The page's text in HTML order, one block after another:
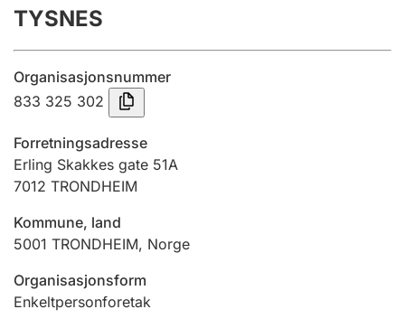
Årsregnskap
Innsending og forsinkelsesgebyr
Jeger
Ektepaktveileder
TYSNES
Organisasjonsnummer
833 325 302
Forretningsadresse
Erling Skakkes gate 51A
7012 TRONDHEIM
Kommune, land
5001 TRONDHEIM, Norge
Organisasjonsform
Enkeltpersonforetak